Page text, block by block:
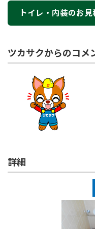
トイレ・内装のお
ツカサクからのコメ
詳細